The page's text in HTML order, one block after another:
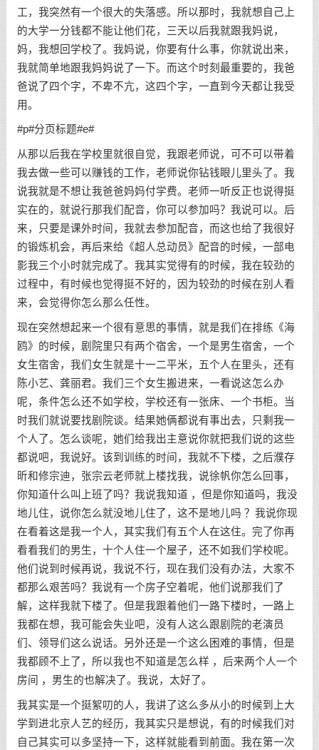
工，我突然有一个很大的失落感。所以那时，我就想自己上
的大学一分钱都不能让他们花，三天以后我就跟我妈说，
妈，我想回学校了。我妈说，你要有什么事，你就说出来，
我就简单地跟我妈妈说了一下。而这个时刻最重要的，我爸
爸说了四个字，不卑不亢，这四个字，一直到今天都让我受
用。
#p#分页标题#e#
从那以后我在学校里就很自觉，我跟老师说，可不可以带着
我去做一些可以赚钱的工作，老师说你钻钱眼儿里头了。我
说我就是不想让我爸爸妈妈付学费。老师一听反正也说得挺
实在的，就说行那我们配音，你可以参加吗？我说可以。后
来，只要是课外时间，我就去参加配音，而这也给了我很好
的锻炼机会，再后来给《超人总动员》配音的时候，一部电
影我三个小时就完成了。我其实觉得有的时候，我在较劲的
过程中，有时候也觉得挺不好的，因为较劲的时候在别人看
来，会觉得你怎么那么任性。
现在突然想起来一个很有意思的事情，就是我们在排练《海
鸥》的时候，剧院里只有两个宿舍，一个是男生宿舍，一个
女生宿舍，我们女生就是十一二平米，五个人在里头，还有
陈小艺、龚丽君。我们三个女生搬进来，一看说这怎么办
呢，条件怎么还不如学校，学校还有一张床、一个书柜。当
时我们就说要找剧院谈。结果她俩都说有事出去，只剩我一
个人了。怎么谈呢，她们给我出主意说你就把我们说的这些
都说吧，我说好。该到训练的时间，我就不下楼，之后濮存
昕和修宗迪，张宗云老师就上楼找我，说徐帆你怎么回事，
你知道什么叫上班了吗？我说我知道 ，但是你知道吗，我没
地儿住，说你怎么就没地儿住了，这不是地儿吗 ？我说你现
在看着这是我一个人，其实我们有五个人在这住。完了你再
看看我们的男生，十个人住一个屋子，还不如我们学校呢。
他们说到时候再说，我说不行，现在我们没有办法，大家不
都那么艰苦吗？我说有一个房子空着呢，他们说那我们了
解，这样我就下楼了。但是我跟着他们一路下楼时，一路上
我都在想，我可能会失业吧，没有人这么跟剧院的老演员
们、领导们这么说话。另外还是一个这么困难的事情，但是
我都顾不上了，所以我也不知道是怎么样 ，后来两个人一个
房间 ，男生的也解决了。我说，太好了。
我其实是一个挺絮叨的人，我讲了这么多从小的时候到上大
学到进北京人艺的经历，我其实只是想说，有的时候我们对
自己其实可以多坚持一下，这样就能看到前面。我在第一次